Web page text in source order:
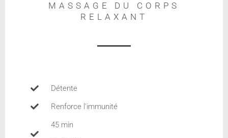
MASSAGE DU CORPS
RELAXANT
Détente
Renforce l'immunité
45 min